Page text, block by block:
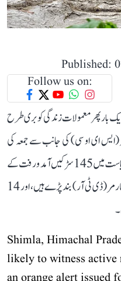
Published:
Follow us on:
بار پھر معمولات زندگی کو بری طرح
(ایس ای او سی) کی جانب سے جمعہ کی
صبح 10 بجے جاری کی گئی رپورٹ کے مطابق ریاست میں 145 سڑکیں آمد و رفت کے
لیے بند ہیں، 224 بجلی کے ڈسٹریبیوشن ٹرانسفارمر (ڈی ٹی آر) بند پڑے ہیں، اور 14
Shimla, Himachal
likely to witness active